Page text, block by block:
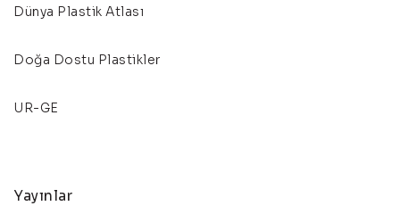
Dünya Plastik Atlası
Doğa Dostu Plastikler
UR-GE
Yayınlar